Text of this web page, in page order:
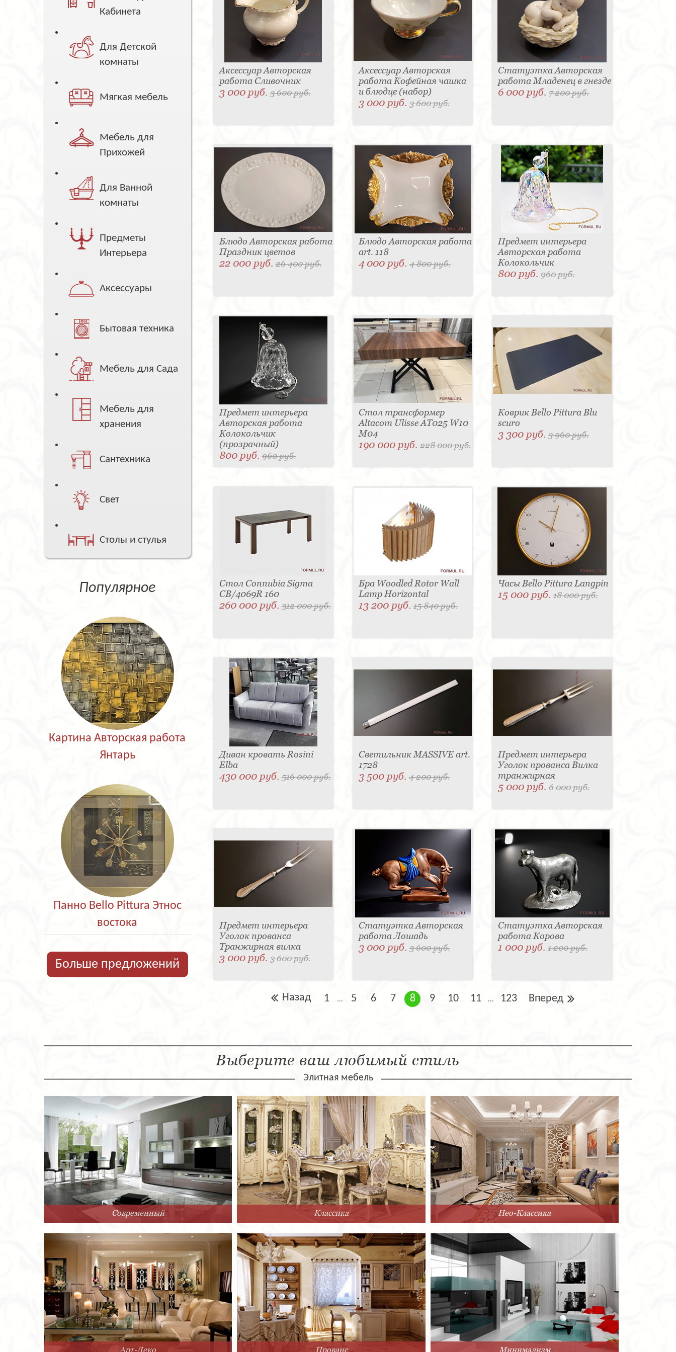
Кабинета
Для Детской
комнаты
Мягкая мебель
Мебель для
Прихожей
Для Ванной
комнаты
Предметы
Интерьера
Аксессуары
Бытовая техника
Мебель для Сада
Мебель для
хранения
Сантехника
Свет
Столы и стулья
Популярное
Картина Авторская работа
Янтарь
Панно Bello Pittura Этнос
востока
Больше предложений
Аксессуар Авторская
работа Сливочник
3 000 руб.3 600 руб.
Аксессуар Авторская
работа Кофейная чашка
и блюдце (набор)
3 000 руб. 3 600 руб.
Статуэтка Авторская
работа Младенец в гнезде
6 000 руб.7 200 руб.
Блюдо Авторская работа
Праздник цветов
22 000 руб.26 400 руб.
Блюдо Авторская работа
art. 118
4 000 руб. 4 800 руб.
Предмет интерьера
Авторская работа
Колокольчик
800 руб.960 руб.
Предмет интерьера
Авторская работа
Колокольчик
(прозрачный)
800 руб.960 руб.
Стол трансформер
Altacom Ulisse AT025 W10
M04
190 000 руб. 228 000 руб.
Коврик Bello Pittura Blu
scuro
3 300 руб.3 960 руб.
Стол Connubia Sigma
CB/4069R 160
260 000 руб.312 000 руб.
Бра Woodled Rotor Wall
Lamp Horizontal
13 200 руб. 15 840 руб.
Часы Bello Pittura Langpin
15 000 руб.18 000 руб.
Диван кровать Rosini
Elba
430 000 руб.516 000 руб.
Светильник MASSIVE art.
1728
3 500 руб. 4 200 руб.
Предмет интерьера
Уголок прованса Вилка
транжирная
5 000 руб.6 000 руб.
Предмет интерьера
Уголок прованса
Транжирная вилка
3 000 руб.3 600 руб.
Статуэтка Авторская
работа Лошадь
3 000 руб. 3 600 руб.
Статуэтка Авторская
работа Корова
1 000 руб.1 200 руб.
Назад 1 ... 5 6 7 8 9 10 11 ... 123 Вперед
Выберите ваш любимый стиль
Элитная мебель
Современный Классика Нео-Классика
Арт-Деко Прованс Минимализм